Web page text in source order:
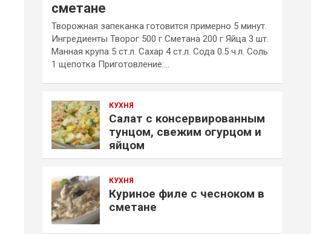
сметане
Творожная запеканка готовится примерно 5 минут.
Ингредиенты Творог 500 г Сметана 200 г Яйца 3 шт.
Манная крупа 5 ст.л. Сахар 4 ст.л. Сода 0.5 ч.л. Соль
1 щепотка Приготовление:…
КУХНЯ
Салат с консервированным
тунцом, свежим огурцом и
яйцом
КУХНЯ
Куриное филе с чесноком в
сметане